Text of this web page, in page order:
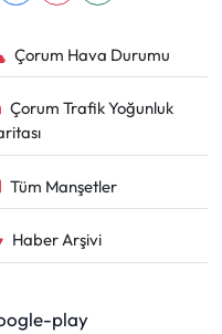
Çorum Hava Durumu
Çorum Trafik Yoğunluk
Tüm Manşetler
Haber Arşivi